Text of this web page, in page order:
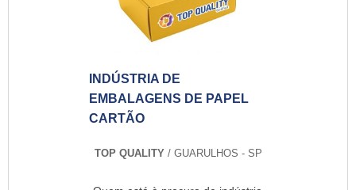
INDÚSTRIA DE
EMBALAGENS DE PAPEL
CARTÃO
TOP QUALITY/ GUARULHOS - SP